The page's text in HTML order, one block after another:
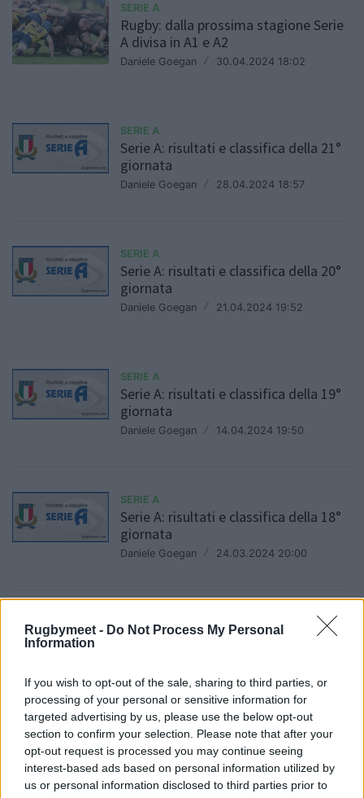
Rugbymeet - Do Not Process My Personal
Information
If you wish to opt-out of the sale, sharing to third parties, or
processing of your personal or sensitive information for
targeted advertising by us, please use the below opt-out
section to confirm your selection. Please note that after your
opt-out request is processed you may continue seeing
interest-based ads based on personal information utilized by
us or personal information disclosed to third parties prior to
SERIE A
Rugby: dalla prossima stagione Serie
A divisa in A1 e A2
Daniele Goegan / 30.04.2024 18:02
SERIE A
Serie A: risultati e classifica della 21°
giornata
Daniele Goegan / 28.04.2024 18:57
SERIE A
Serie A: risultati e classifica della 20°
giornata
Daniele Goegan / 21.04.2024 19:52
SERIE A
Serie A: risultati e classifica della 19°
giornata
Daniele Goegan / 14.04.2024 19:50
SERIE A
Serie A: risultati e classifica della 18°
giornata
Daniele Goegan / 24.03.2024 20:00
SERIE A
Placcaggio all'arbitro Benvenuti:
mesi
Daniele Goegan / 23.03.2024 12:52
SERIE A
Serie A: risultati e classifica della 17°